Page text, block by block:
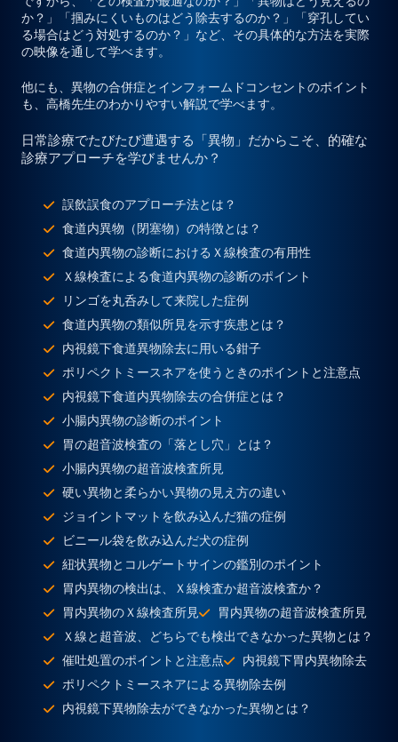
か？」「掴みにくいものはどう除去するのか？」「穿孔してい
る場合はどう対処するのか？」など、その具体的な方法を実際
の映像を通して学べます。
他にも、異物の合併症とインフォームドコンセントのポイント
も、高橋先生のわかりやすい解説で学べます。
日常診療でたびたび遭遇する「異物」だからこそ、的確な
診療アプローチを学びませんか？
誤飲誤食のアプローチ法とは？
食道内異物（閉塞物）の特徴とは？
食道内異物の診断におけるＸ線検査の有用性
Ｘ線検査による食道内異物の診断のポイント
リンゴを丸呑みして来院した症例
食道内異物の類似所見を示す疾患とは？
内視鏡下食道異物除去に用いる鉗子
ポリペクトミースネアを使うときのポイントと注意点
内視鏡下食道内異物除去の合併症とは？
小腸内異物の診断のポイント
胃の超音波検査の「落とし穴」とは？
小腸内異物の超音波検査所見
硬い異物と柔らかい異物の見え方の違い
ジョイントマットを飲み込んだ猫の症例
ビニール袋を飲み込んだ犬の症例
紐状異物とコルゲートサインの鑑別のポイント
胃内異物の検出は、Ｘ線検査か超音波検査か？
胃内異物のＸ線検査所見
胃内異物の超音波検査所見
Ｘ線と超音波、どちらでも検出できなかった異物とは？
催吐処置のポイントと注意点
内視鏡下胃内異物除去
ポリペクトミースネアによる異物除去例
内視鏡下異物除去ができなかった異物とは？